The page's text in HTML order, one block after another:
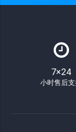
7×24
小时售后